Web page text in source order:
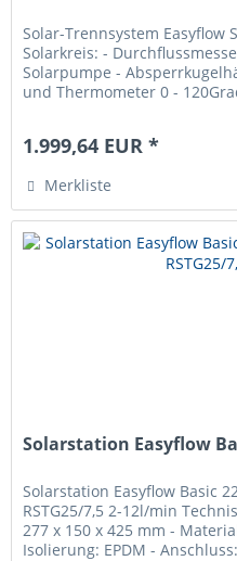
Solar-Trennsystem Easyflow
Solarkreis: -
Solarpumpe -
und Thermometer 0 -
1.999,64 EUR *
Merkliste
Solarstation Easyflow
Solarstation Easyflow Basic
RSTG25/7,5 2-12l/min
277 x 150 x 425 mm -
Isolierung: EPDM -